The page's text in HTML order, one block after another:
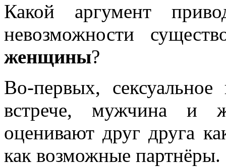
Какой аргумент
невозможности
женщины?
Во-первых,
встрече, мужчина и
оценивают друг друга
как возможные партнёры.